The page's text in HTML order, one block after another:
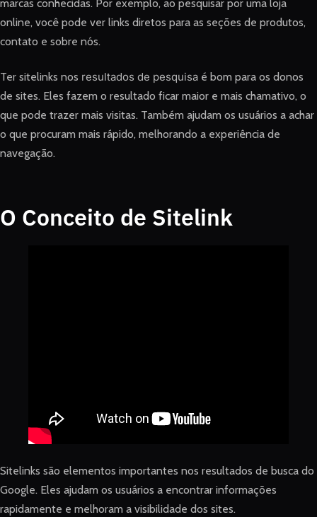
marcas conhecidas. Por exemplo, ao pesquisar por uma loja
online, você pode ver links diretos para as seções de produtos,
contato e sobre nós.
Ter sitelinks nos resultados de pesquisa é bom para os donos
de sites. Eles fazem o resultado ficar maior e mais chamativo, o
que pode trazer mais visitas. Também ajudam os usuários a achar
o que procuram mais rápido, melhorando a experiência de
navegação.
O Conceito de Sitelink
Sitelinks são elementos importantes nos resultados de busca do
Google. Eles ajudam os usuários a encontrar informações
rapidamente e melhoram a visibilidade dos sites.